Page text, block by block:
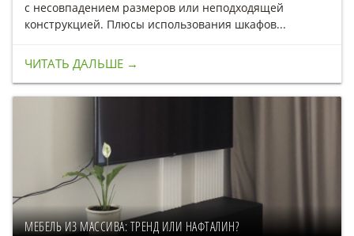
с несовпадением размеров или неподходящей
конструкцией. Плюсы использования шкафов...
ЧИТАТЬ ДАЛЬШЕ →
МЕБЕЛЬ ИЗ МАССИВА: ТРЕНД ИЛИ НАФТАЛИН?